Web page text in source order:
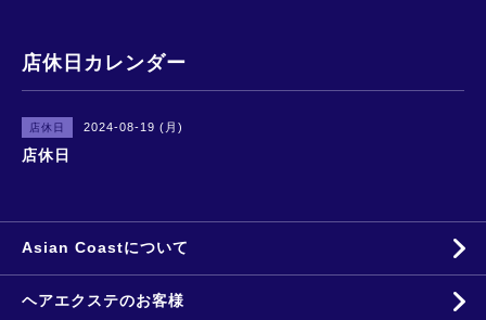
店休日カレンダー
店休日 2024-08-19 (月)
店休日
Asian Coastについて
ヘアエクステのお客様